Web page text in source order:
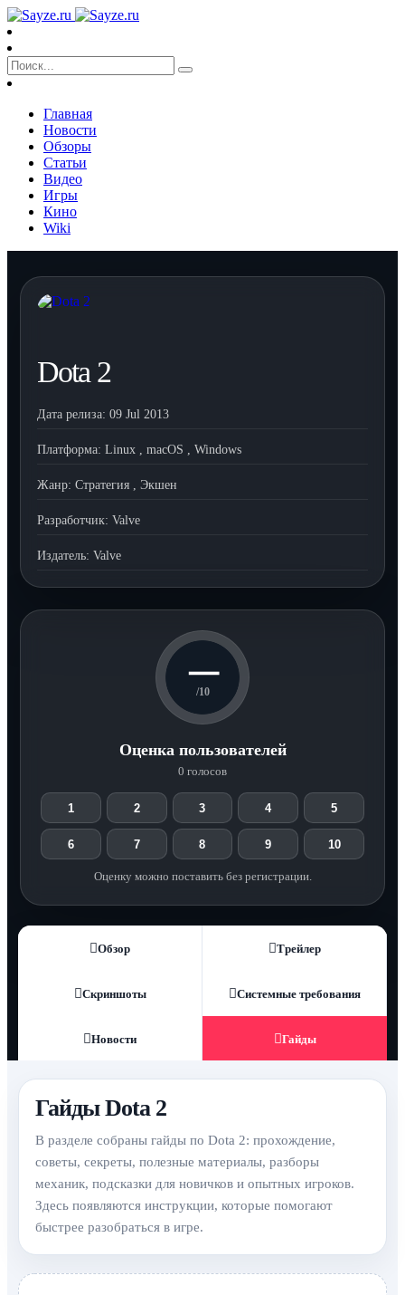
Главная
Новости
Обзоры
Статьи
Видео
Игры
Кино
Wiki
Dota 2
Дата релиза: 09 Jul 2013
Платформа: Linux , macOS , Windows
Жанр: Стратегия , Экшен
Разработчик: Valve
Издатель: Valve
—
/10
Оценка пользователей
0 голосов
1 2 3 4 5
6 7 8 9 10
Оценку можно поставить без регистрации.
Обзор Трейлер
Скриншоты Системные требования
Новости Гайды
Гайды Dota 2
В разделе собраны гайды по Dota 2: прохождение,
советы, секреты, полезные материалы, разборы
механик, подсказки для новичков и опытных игроков.
Здесь появляются инструкции, которые помогают
быстрее разобраться в игре.